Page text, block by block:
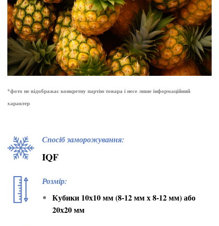
*фото не відображає конкретну партію товара і несе лише інформаційний
характер
Спосіб заморожування:
IQF
Розмір:
Кубики 10х10 мм (8-12 мм х 8-12 мм) або
20х20 мм